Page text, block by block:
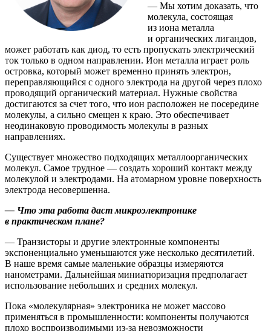
— Мы хотим доказать, что
молекула, состоящая
из иона металла
и органических лигандов,
может работать как диод, то есть пропускать электрический
ток только в одном направлении. Ион металла играет роль
островка, который может временно принять электрон,
переправляющийся с одного электрода на другой через плохо
проводящий органический материал. Нужные свой­ства
достигаются за счет того, что ион расположен не посередине
молекулы, а сильно смещен к краю. Это обеспечивает
неодинаковую проводимость молекулы в разных
направлениях.
Существует множество подходящих металлоорганических
молекул. Самое трудное — ​создать хороший контакт между
молекулой и электродами. На атомарном уровне поверхность
электрода несовершенна.
— Что эта работа даст микроэлектронике
в практическом плане?
— Транзисторы и другие электронные компоненты
экспоненциально уменьшаются уже несколько десятилетий.
В наше время самые маленькие образцы измеряются
нанометрами. Дальнейшая миниатюризация предполагает
использование небольших и средних молекул.
Пока «молекулярная» электроника не может массово
применяться в промышленности: компоненты получаются
плохо воспроизводимыми из-за невозможности